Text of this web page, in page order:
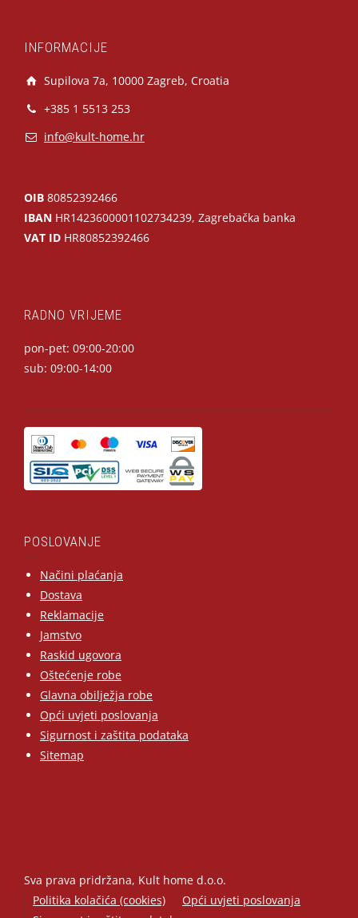
INFORMACIJE
Supilova 7a, 10000 Zagreb, Croatia
+385 1 5513 253
info@kult-home.hr
OIB 80852392466
IBAN HR1423600001102734239, Zagrebačka banka
VAT ID HR80852392466
RADNO VRIJEME
pon-pet: 09:00-20:00
sub: 09:00-14:00
POSLOVANJE
Načini plaćanja
Dostava
Reklamacije
Jamstvo
Raskid ugovora
Oštećenje robe
Glavna obilježja robe
Opći uvjeti poslovanja
Sigurnost i zaštita podataka
Sitemap
Sva prava pridržana, Kult home d.o.o.
Politika kolačića (cookies)
Opći uvjeti poslovanja